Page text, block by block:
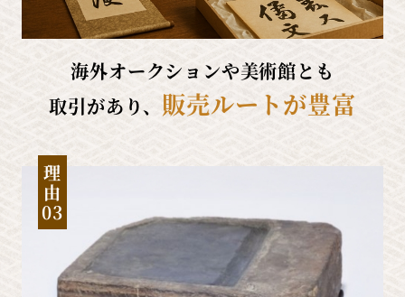
海外オークションや美術館とも
取引があり、 販売ルートが豊富
理
由
03